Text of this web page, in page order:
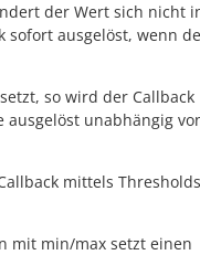
der Wert sich nicht
sofort ausgelöst, wenn
so wird der Callback
unabhängig
mittels Thresholds
mit min/max setzt einen